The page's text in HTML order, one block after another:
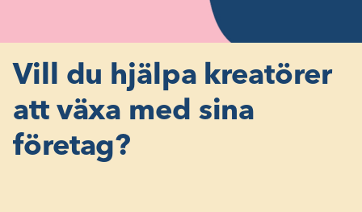
Vill du hjälpa kreatörer
att växa med sina
företag?